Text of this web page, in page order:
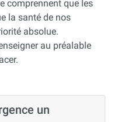
comprennent que les
la santé de nos
absolue.
au préalable
un